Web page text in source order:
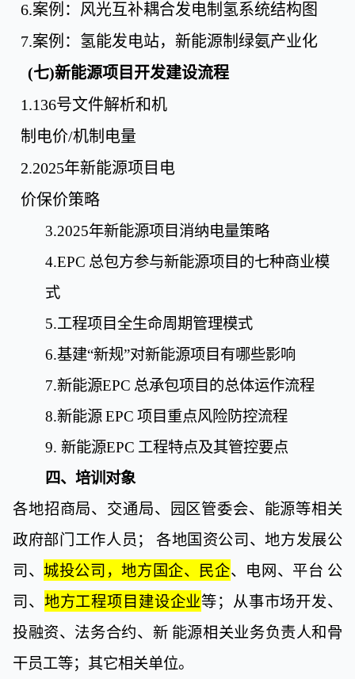
6.案例：风光互补耦合发电制氢系统结构图
7.案例：氢能发电站，新能源制绿氨产业化
(七)新能源项目开发建设流程
1.136号文件解析和机
制电价/机制电量
2.2025年新能源项目电
价保价策略
3.2025年新能源项目消纳电量策略
4.EPC 总包方参与新能源项目的七种商业模
式
5.工程项目全生命周期管理模式
6.基建“新规”对新能源项目有哪些影响
7.新能源EPC 总承包项目的总体运作流程
8.新能源 EPC 项目重点风险防控流程
9. 新能源EPC 工程特点及其管控要点
四、培训对象
各地招商局、交通局、园区管委会、能源等相关
政府部门工作人员；
各地国资公司、地方发展公
司、 城投公司，地方国企、民企、 电网、平台 公
司、 地方工程项目建设企业等；从事市场开发、
投融资、法务合约、新 能源相关业务负责人和骨
干员工等；其它相关单位。